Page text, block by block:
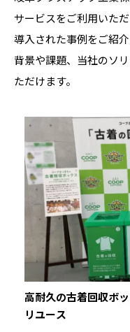
サービスをご利用いた
導入された事例をご紹
背景や課題、当社のソ
ただけます。
高耐久の古着回収ボ
リユース